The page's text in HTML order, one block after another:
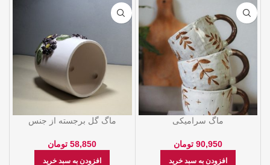
ماگ سرامیکی
90,950 تومان
افزودن به سبد خرید
ماگ گل برجسته از جنس
58,850 تومان
افزودن به سبد خرید